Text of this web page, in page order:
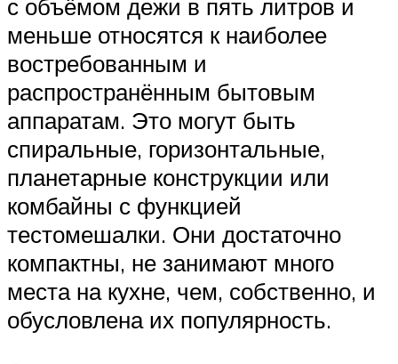
с объёмом дежи в пять литров и
меньше относятся к наиболее
востребованным и
распространённым бытовым
аппаратам. Это могут быть
спиральные, горизонтальные,
планетарные конструкции или
комбайны с функцией
тестомешалки. Они достаточно
компактны, не занимают много
места на кухне, чем, собственно, и
обусловлена их популярность.